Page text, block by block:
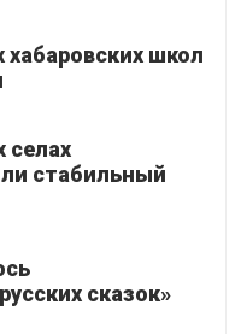
школ
селах
стабильный
сказок»